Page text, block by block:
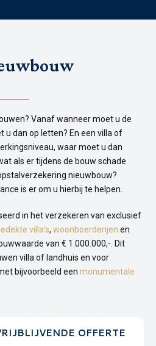
OFFERTE
Vanaf wanneer moet u de
u dan op letten? En een villa of
waar moet u dan
als er tijdens de bouw schade
nieuwbouw?
is er om u hierbij te helpen.
in het verzekeren van exclusief
villa’s, woonboerderijen en
van € 1.000.000,-. Dit
villa of landhuis en voor
bijvoorbeeld een monumentale